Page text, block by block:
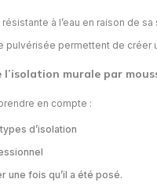
à l’eau en raison de
pulvérisée permettent de créer
murale par
en compte :
d’isolation
une fois qu’il a été posé.